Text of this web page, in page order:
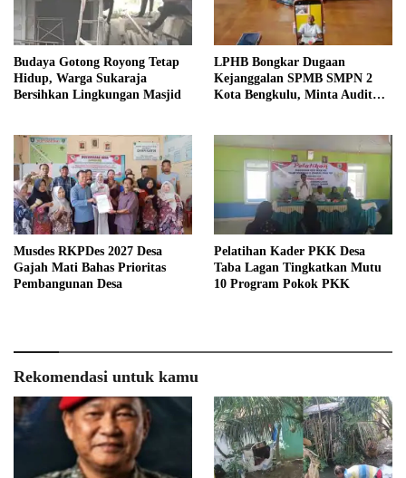
Budaya Gotong Royong Tetap
Hidup, Warga Sukaraja
Bersihkan Lingkungan Masjid
LPHB Bongkar Dugaan
Kejanggalan SPMB SMPN 2
Kota Bengkulu, Minta Audit
Musdes RKPDes 2027 Desa
Gajah Mati Bahas Prioritas
Pembangunan Desa
Pelatihan Kader PKK Desa
Taba Lagan Tingkatkan Mutu
10 Program Pokok PKK
Rekomendasi untuk kamu